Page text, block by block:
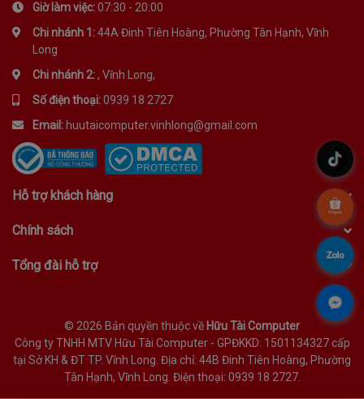
Giờ làm việc:07:30 - 20:00
Chi nhánh 1:44A Đinh Tiên Hoàng, Phường Tân Hạnh, Vĩnh
Long
Chi nhánh 2:, Vĩnh Long,
Số điện thoại:0939 18 2727
Email: huutaicomputer.vinhlong@gmail.com
Hỗ trợ khách hàng
Chính sách
Tổng đài hỗ trợ
© 2026 Bản quyền thuộc về Hữu Tài Computer
Công ty TNHH MTV Hữu Tài Computer - GPĐKKD: 1501134327 cấp
tại Sở KH & ĐT TP. Vĩnh Long. Địa chỉ: 44B Đinh Tiên Hoàng, Phường
Tân Hạnh, Vĩnh Long. Điện thoại: 0939 18 2727.
.
.
.
.